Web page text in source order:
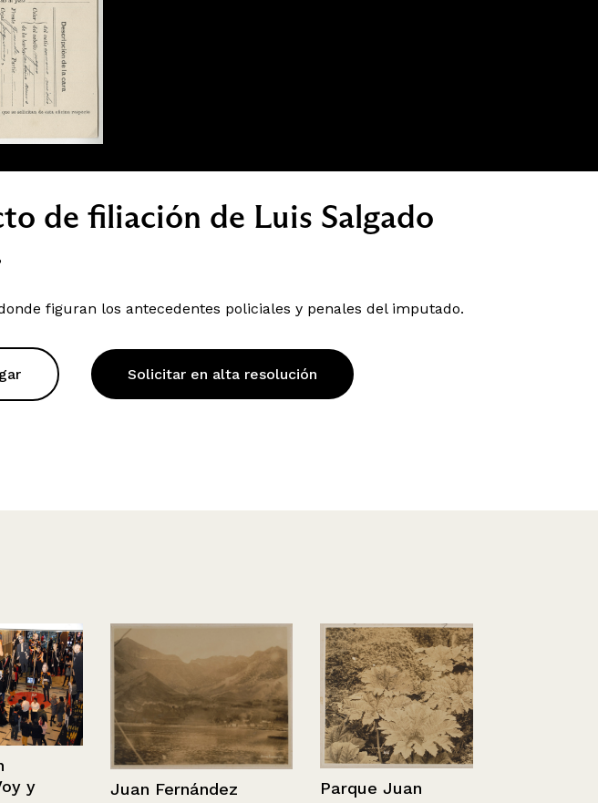
de filiación de Luis Salgado
figuran los antecedentes policiales y penales del imputado.
Solicitar en alta resolución
Juan Fernández
Parque Juan